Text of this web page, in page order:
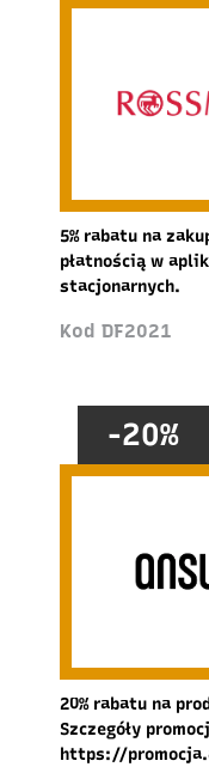
5% rabatu na
płatnością w
stacjonarnych.
Kod DF2021
-20%
20% rabatu na
Szczegóły
https://